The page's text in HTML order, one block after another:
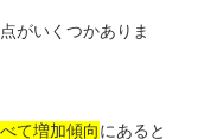
がいくつかありま
て増加傾向にあると